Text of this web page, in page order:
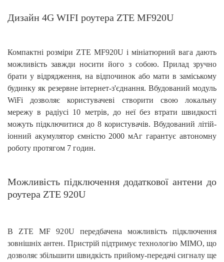
Дизайн 4G WIFI роутера ZTE MF920U
Компактні розміри ZTE MF920U і мініатюрний вага дають
можливість завжди носити його з собою. Прилад зручно
брати у відрядження, на відпочинок або мати в заміському
будинку як резервне інтернет-з'єднання. Вбудований модуль
WiFi дозволяє користувачеві створити свою локальну
мережу в радіусі 10 метрів, до неї без втрати швидкості
можуть підключитися до 8 користувачів. Вбудований літій-
іонний акумулятор ємністю 2000 мАг гарантує автономну
роботу протягом 7 годин.
Можливість підключення додаткової антени до
роутера ZTE 920U
В ZTE MF 920U передбачена можливість підключення
зовнішніх антен. Пристрій підтримує технологію MIMO, що
дозволяє збільшити швидкість прийому-передачі сигналу ще